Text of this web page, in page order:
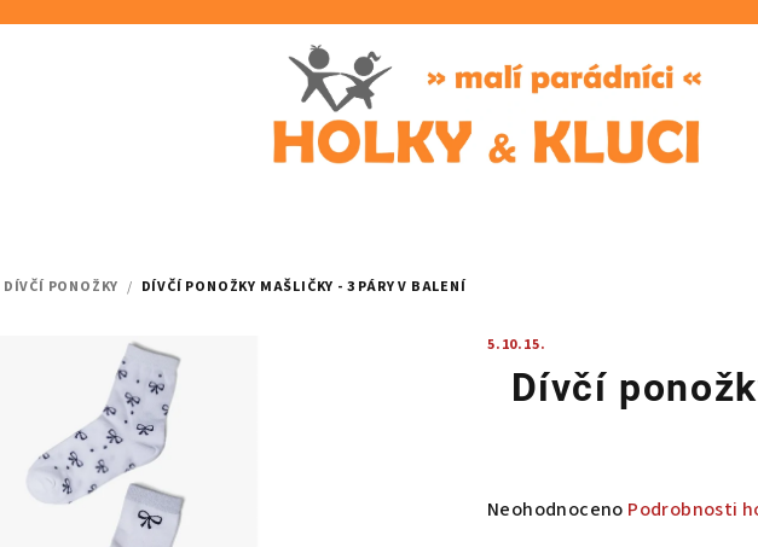
DÍVČÍ PONOŽKY / DÍVČÍ PONOŽKY MAŠLIČKY - 3 PÁRY V BALENÍ
5.10.15.
Dívčí
Průměrné
Neohodnoceno Podrobnosti